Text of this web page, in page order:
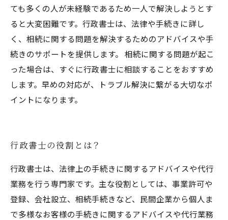
ても多くの人が未経験であるため一人で解決しようとす
ると大変困難です。行政書士は、法律や手続きに詳し
く、相続に関する問題を解決するためのアドバイスや手
続きのサポートを提供します。 相続に関する問題が起こ
った場合は、すぐに行政書士に相談することをおすすめ
します。早めの対応が、トラブル解決に繋がる大切なポ
イントになります。
行政書士の役割とは？
行政書士は、法律上の手続きに関するアドバイスや代行
業務を行う専門家です。主な役割としては、事業許可や
登録、会社設立、相続手続きなど、民間企業から個人ま
で多様なお客様の手続きに関するアドバイスや代行業務